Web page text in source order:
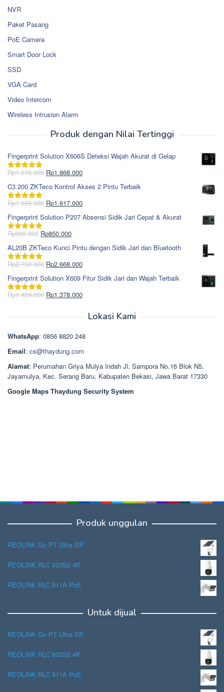
NVR
Paket Pasang
PoE Camera
Smart Door Lock
SSD
VGA Card
Video Intercom
Wireless Intrusion Alarm
Produk dengan Nilai Tertinggi
Fingerprint Solution X606S Deteksi Wajah Akurat di Gelap
Dinilai5.00
Rp1.978.000 Harga
aslinya
adalah:
Rp1.978.000.
Rp1.868.000Harga
saat
ini
adalah:
C3 200 ZKTeco Kontrol Akses 2 Pintu Terbaik
Dinilai5.00
Rp1.695.000 Harga
aslinya
adalah:
Rp1.695.000.
Rp1.617.000Harga
saat
ini
Fingerprint Solution P207 Absensi Sidik Jari Cepat & Akurat
Dinilai5.00
Rp965.000 Harga
aslinya
adalah:
Rp965.000.
Rp850.000Harga
saat
ini
adalah:
AL20B ZKTeco Kunci Pintu dengan Sidik Jari dan Bluetooth
Dinilai5.00
Rp2.750.000 Harga
aslinya
adalah:
Rp2.750.000.
Rp2.668.000Harga
saat
ini
adalah:
Fingerprint Solution X609 Fitur Sidik Jari dan Wajah Terbaik
Dinilai5.00
Rp1.489.000 Harga
Rp1.378.000Harga
Rp1.378.000.
Lokasi Kami
WhatsApp: 0856 8820 248
Email: cs@thaydung.com
Alamat: Perumahan Griya Mulya Indah Jl. Sampora No.16 Blok N5,
Jayamulya, Kec. Serang Baru, Kabupaten Bekasi, Jawa Barat 17330
Google Maps Thaydung Security System
Produk unggulan
REOLINK Go PT Ultra SP
REOLINK RLC 823S2 4K
REOLINK RLC 811A PoE
Untuk dijual
REOLINK Go PT Ultra SP
REOLINK RLC 823S2 4K
REOLINK RLC 811A PoE